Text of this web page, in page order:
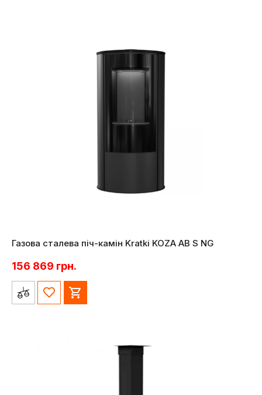
Газова сталева піч-камін Kratki KOZA AB S NG
156 869 грн.